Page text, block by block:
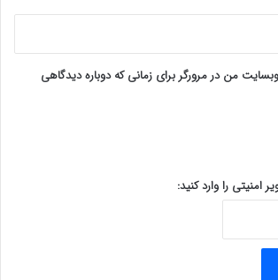
من در مرورگر برای زمانی که دوباره دیدگاهی
امنیتی را وارد کنید: